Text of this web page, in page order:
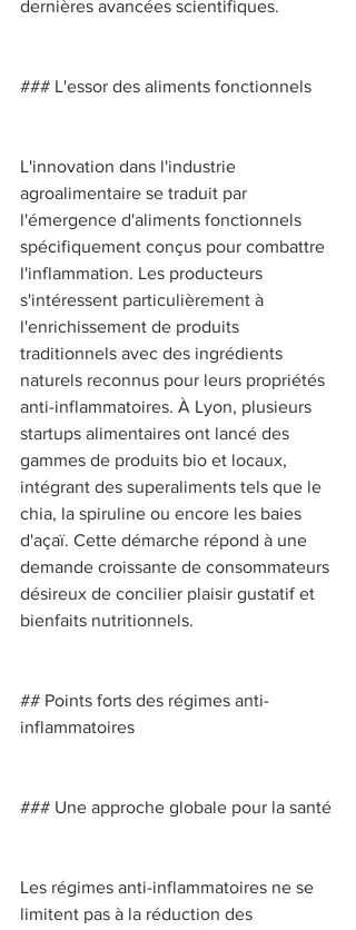
dernières avancées scientifiques.
### L'essor des aliments fonctionnels
L'innovation dans l'industrie
agroalimentaire se traduit par
l'émergence d'aliments fonctionnels
spécifiquement conçus pour combattre
l'inflammation. Les producteurs
s'intéressent particulièrement à
l'enrichissement de produits
traditionnels avec des ingrédients
naturels reconnus pour leurs propriétés
anti-inflammatoires. À Lyon, plusieurs
startups alimentaires ont lancé des
gammes de produits bio et locaux,
intégrant des superaliments tels que le
chia, la spiruline ou encore les baies
d'açaï. Cette démarche répond à une
demande croissante de consommateurs
désireux de concilier plaisir gustatif et
bienfaits nutritionnels.
## Points forts des régimes anti-
inflammatoires
### Une approche globale pour la santé
Les régimes anti-inflammatoires ne se
limitent pas à la réduction des